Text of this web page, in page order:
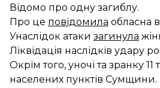
Відомо про одну загиблу.
Про це повідомила обласна
Унаслідок атаки загинула
Ліквідація наслідків удару
Окрім того, уночі та зранку 11
населених пунктів Сумщини.